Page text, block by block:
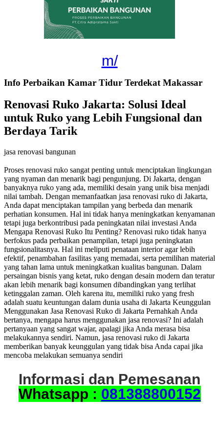
m/
Info Perbaikan Kamar Tidur Terdekat Makassar
Renovasi Ruko Jakarta: Solusi Ideal
untuk Ruko yang Lebih Fungsional dan
Berdaya Tarik
jasa renovasi bangunan
Proses renovasi ruko sangat penting untuk menciptakan lingkungan
yang nyaman dan menarik bagi pengunjung. Di Jakarta, dengan
banyaknya ruko yang ada, memiliki desain yang unik bisa menjadi
nilai tambah. Dengan memanfaatkan jasa renovasi ruko di Jakarta,
Anda dapat menciptakan tampilan yang berbeda dan menarik
perhatian konsumen. Hal ini tidak hanya meningkatkan kenyamanan
tetapi juga berkontribusi pada peningkatan nilai investasi Anda
Mengapa Renovasi Ruko Itu Penting? Renovasi ruko tidak hanya
berfokus pada perbaikan penampilan, tetapi juga peningkatan
fungsionalitasnya. Hal ini meliputi penataan interior agar lebih
efektif, penambahan fasilitas yang memadai, serta pemilihan material
yang tahan lama untuk meningkatkan kualitas bangunan. Dalam
persaingan bisnis yang ketat, ruko dengan desain modern dan teratur
akan lebih menarik bagi konsumen dibandingkan yang terlihat
ketinggalan zaman. Oleh karena itu, memiliki ruko yang fresh
adalah suatu keuntungan dalam dunia usaha di Jakarta Keunggulan
Menggunakan Jasa Renovasi Ruko di Jakarta Pernahkah Anda
bertanya, mengapa harus menggunakan jasa renovasi? Ini adalah
pertanyaan yang sangat wajar, apalagi jika Anda merasa bisa
melakukannya sendiri. Namun, jasa renovasi ruko di Jakarta
memberikan banyak keunggulan yang tidak bisa Anda capai jika
mencoba melakukan semuanya sendiri
Informasi dan Pemesanan
Whatsapp : 081388800152